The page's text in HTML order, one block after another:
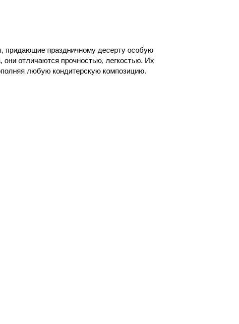
придающие праздничному десерту особую
они отличаются прочностью, легкостью. Их
любую кондитерскую композицию.